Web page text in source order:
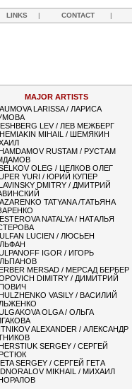
LINKS | CONTACT |
MAJOR ARTISTS
LARISSA / ЛАРИСА
LEV / ЛЕВ МЕЖБЕРГ
MIHAIL / ШЕМЯКИН
RUSTAM / РУСТАМ
OLEG / ЦЕЛКОВ ОЛЕГ
YURI / ЮРИЙ КУПЕР
DMITRY / ДМИТРИЙ
TATYANA /ТАТЬЯНА
NATALYA / НАТАЛЬЯ
LUCIEN / ЛЮСЬЕН
IGOR / ИГОРЬ
MERSAD / МЕРСАД БЕРБЕР
DIMITRY / ДИМИТРИЙ
VASILY / ВАСИЛИЙ
OLGA / ОЛЬГА
ALEXANDER / АЛЕКСАНДР
SERGEY / СЕРГЕЙ
SERGEY / СЕРГЕЙ ГЕТА
MIKHAIL / МИХАИЛ